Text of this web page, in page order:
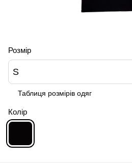
Розмір
S
Таблиця розмірів одяг
Колір